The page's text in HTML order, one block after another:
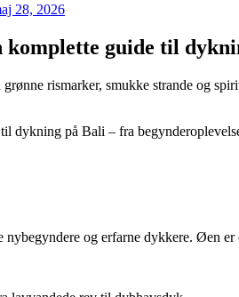
28, 2026
guide til
rismarker, smukke strande og
dykning på Bali – fra
nybegyndere og erfarne dykkere. Øen